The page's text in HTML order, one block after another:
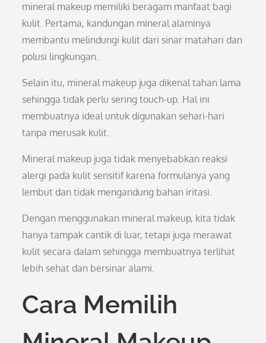
mineral makeup memiliki beragam manfaat bagi
kulit. Pertama, kandungan mineral alaminya
membantu melindungi kulit dari sinar matahari dan
polusi lingkungan.
Selain itu, mineral makeup juga dikenal tahan lama
sehingga tidak perlu sering touch-up. Hal ini
membuatnya ideal untuk digunakan sehari-hari
tanpa merusak kulit.
Mineral makeup juga tidak menyebabkan reaksi
alergi pada kulit sensitif karena formulanya yang
lembut dan tidak mengandung bahan iritasi.
Dengan menggunakan mineral makeup, kita tidak
hanya tampak cantik di luar, tetapi juga merawat
kulit secara dalam sehingga membuatnya terlihat
lebih sehat dan bersinar alami.
Cara Memilih